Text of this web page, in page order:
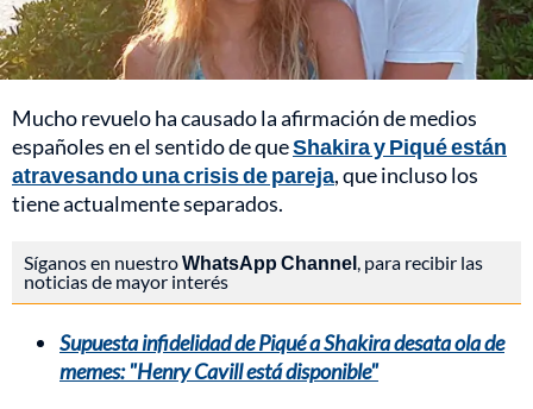
Mucho revuelo ha causado la afirmación de medios
españoles en el sentido de queShakira y Piqué están
atravesando una crisis de pareja, que incluso los
tiene actualmente separados.
Síganos en nuestroWhatsApp Channel, para recibir las
noticias de mayor interés
Supuesta infidelidad de Piqué a Shakira desata ola de
memes: "Henry Cavill está disponible"